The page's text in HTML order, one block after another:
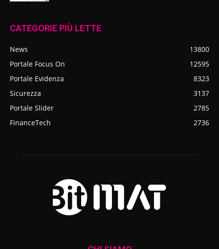
CATEGORIE PIÙ LETTE
News
13800
Portale Focus On
12595
Portale Evidenza
8323
Sicurezza
3137
Portale Slider
2785
FinanceTech
2736